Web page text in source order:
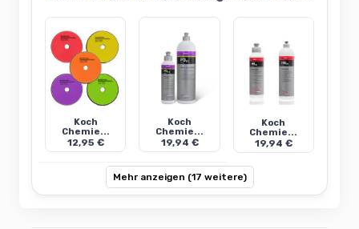
Koch
Chemie...
12,95 €
Koch
Chemie...
19,94 €
Koch
Chemie...
19,94 €
Mehr anzeigen (17 weitere)